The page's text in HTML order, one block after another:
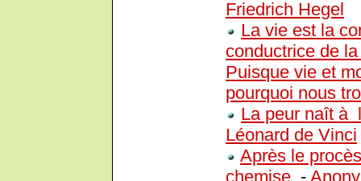
Friedrich Hegel
La vie est la
conductrice de
Puisque vie et
pourquoi nous
La peur naît à
Léonard de Vinci
Après le
chemise. -